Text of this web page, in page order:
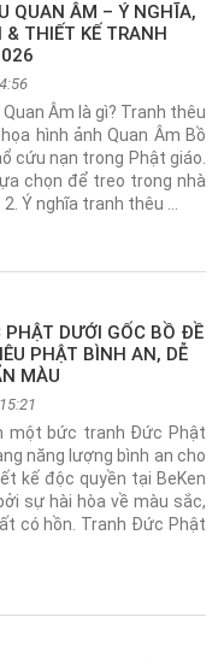
QUAN ÂM – Ý NGHĨA,
& THIẾT KẾ TRANH
Âm là gì? Tranh thêu
hình ảnh Quan Âm Bồ
cứu nạn trong Phật giáo.
chọn để treo trong nhà
Ý nghĩa tranh thêu …
DƯỚI GỐC BỒ ĐỀ
PHẬT BÌNH AN, DỄ
MÀU
một bức tranh Đức Phật
năng lượng bình an cho
kế độc quyền tại BeKen
sự hài hòa về màu sắc,
có hồn. Tranh Đức Phật